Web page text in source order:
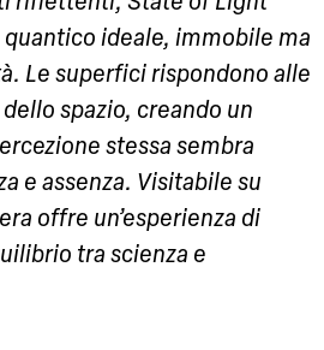
ideale, immobile ma
Le superfici rispondono alle
spazio, creando un
stessa sembra
e assenza. Visitabile su
offre un’esperienza di
tra scienza e